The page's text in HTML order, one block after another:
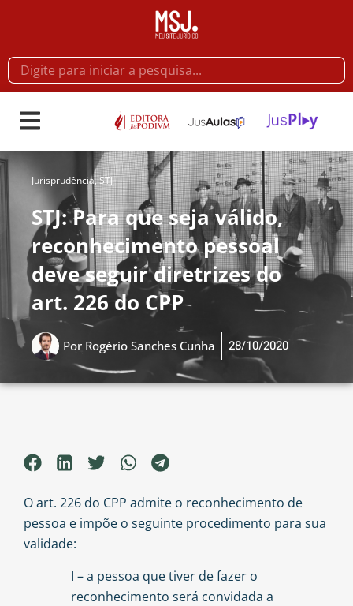
Jurisprudência,STJ
STJ: Para que seja válido,
reconhecimento pessoal
deve seguir diretrizes do
art. 226 do CPP
Por Rogério Sanches Cunha 28/10/2020
O art. 226 do CPP admite o reconhecimento de
pessoa e impõe o seguinte procedimento para sua
validade:
I – a pessoa que tiver de fazer o
reconhecimento será convidada a